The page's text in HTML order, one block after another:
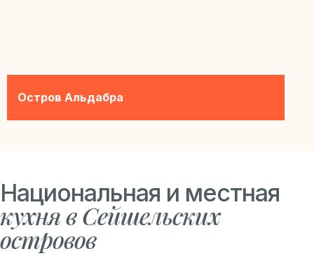
Остров Альдабра
Национальная и местная
кухня в Сейшельских
островов